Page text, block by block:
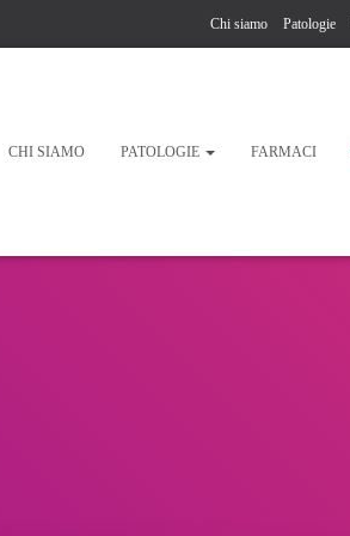
Chi siamo Patologie
CHI SIAMO PATOLOGIE FARMACI